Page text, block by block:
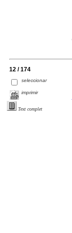
12 / 174
seleccionar
imprimir
Text complet